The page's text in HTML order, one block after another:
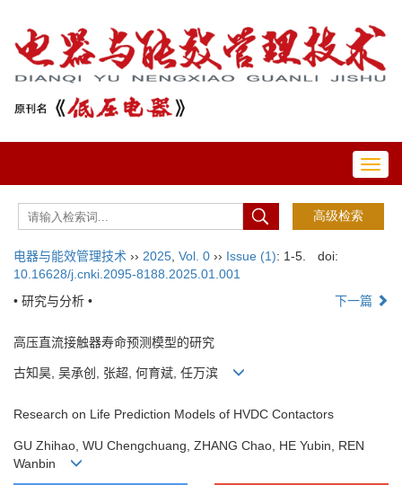
电器与能效管理技术 ›› 2025 Vol. 0 ›› Issue (1): 1-5.
doi:
10.16628/j.cnki.2095-8188.2025.01.001
• 研究与分析 •
下一篇
高压直流接触器寿命预测模型的研究
古知昊, 吴承创, 张超, 何育斌, 任万滨
Research on Life Prediction Models of HVDC Contactors
GU Zhihao, WU Chengchuang, ZHANG Chao, HE Yubin, REN
Wanbin